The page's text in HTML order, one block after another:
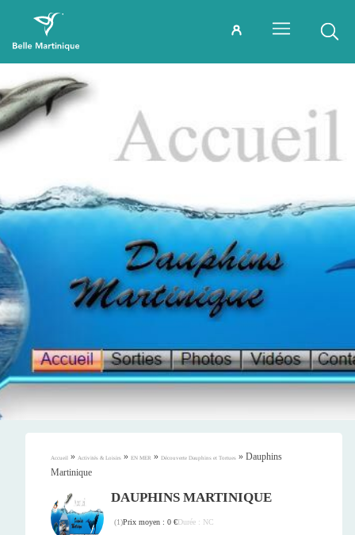
Accueil » Activités & Loisirs » EN MER » Découverte Dauphins et Tortues » Dauphins
Martinique
DAUPHINS MARTINIQUE
(1)Prix moyen : 0 €Durée : NC